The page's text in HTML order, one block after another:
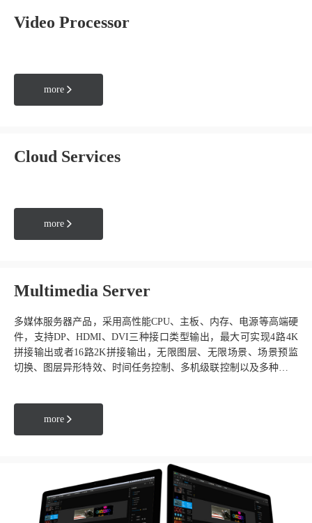
Video Processor
more
Cloud Services
more
Multimedia Server
多媒体服务器产品，采⽤⾼性能CPU、主板、内存、电源等⾼端硬
件，⽀持DP、 HDMI、 DVI三种接⼝类型输出，最大可实现4路4K
拼接输出或者16路2K拼接输出，⽆限图层、⽆限场景、场景预监
切换、图层异形特效、时间任务控制、多机级联控制以及多种多样
more